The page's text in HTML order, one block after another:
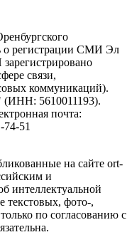
о регистрации СМИ Эл
связи,
коммуникаций).
5610011193).
почта:
51
на сайте ort-
и
интеллектуальной
текстовых, фото-,
по согласованию с